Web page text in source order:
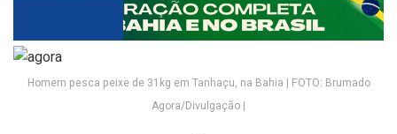
Homem pesca peixe de 31kg em Tanhaçu, na Bahia | FOTO: Brumado
Agora/Divulgação |